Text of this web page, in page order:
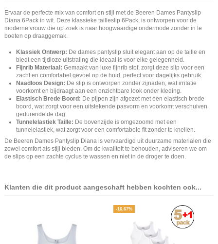
Ervaar de perfecte mix van comfort en stijl met de Beeren Dames Pantyslip
Diana 6Pack in wit. Deze klassieke tailleslip 6Pack, is ontworpen voor de
moderne vrouw die op zoek is naar hoogwaardige ondermode zonder in te
boeten op draaggemak.
Klassiek Ontwerp: De dames pantyslip sluit elegant aan op de taille en
biedt een tijdloze uitstraling die ideaal is voor elke gelegenheid.
Fijnrib Materiaal: Gemaakt van luxe fijnrib stof, zorgt deze slip voor een
zacht en comfortabel gevoel op de huid, perfect voor dagelijks gebruik.
Naadloos Design: De slip is ontworpen zonder zijnaden, wat irritatie
voorkomt en bijdraagt aan een onzichtbare look onder kleding.
Elastisch Brede Boord: De pijpen zijn afgezet met een elastisch brede
boord, wat zorgt voor een uitstekende pasvorm en voorkomt verschuiven
gedurende de dag.
Tunnelelastiek Taille: De bovenzijde is omgezoomd met een
tunnelelastiek, wat zorgt voor een comfortabele fit zonder te knellen.
De Beeren Dames Pantyslip Diana is vervaardigd uit duurzame materialen die
zowel comfort als stijl bieden. Om de kwaliteit te behouden, adviseren we om
de slips op een zachte cyclus te wassen en niet in de droger te doen.
Klanten die dit product aangeschaft hebben kochten ook...
-16,67%